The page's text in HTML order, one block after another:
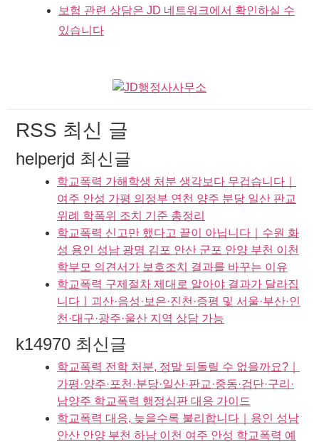
보험 관련 상담은 JD 네트워크에서 확인하실 수
있습니다
RSS 최신 글
helperjd 최신글
학교폭력 가해학생 처분 생각보다 무겁습니다｜
여주 안성 가평 의정부 연천 양주 분당 일산 판교
위례 학폭위 조치 기준 총정리
학교폭력 신고만 했다고 끝이 아닙니다｜수원 화
성 용인 성남 광명 김포 안산 군포 안양 부천 이천
학부모 의견서가 보호조치 결과를 바꾸는 이유
학교폭력 구제절차 제대로 알아야 결과가 달라집
니다ㅣ괴산·음성·보은·진천·증평 및 서울·부산·인
천·대구·광주·울산 지역 상담 가능
k14970 최신글
학교폭력 전학 처분, 정말 되돌릴 수 없을까요?｜
가평·양주·포천·분당·일산·판교·중동·검단·구리·
남양주 학교폭력 행정심판 대응 가이드
학교폭력 대응, 늦을수록 불리합니다｜용인 성남
안산 안양 부천 하남 이천 여주 안성 학교폭력 예